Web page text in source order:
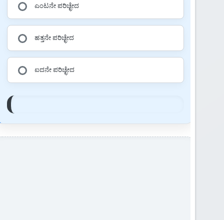
ಎಂಟನೇ ಪರಿಚ್ಛೇದ
ಹತ್ತನೇ ಪರಿಚ್ಛೇದ
ಐದನೇ ಪರಿಚ್ಛೇದ